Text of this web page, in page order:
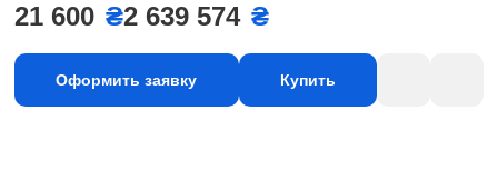
21 600 ₴2 639 574 ₴
Оформить заявку Купить